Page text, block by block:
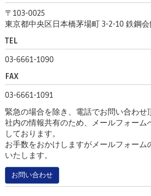
〒103-0025
東京都中央区日本橋茅場町 3-2-10 鉄鋼
TEL
03-6661-1090
FAX
03-6661-1091
緊急の場合を除き、電話でお問い合わせ
社内の情報共有のため、メールフォーム
しております。
お手数をおかけしますがメールフォーム
いたします。
お問い合わせ